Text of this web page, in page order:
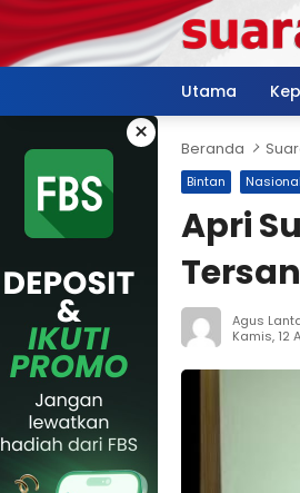
Langsung
konten
Utama
× Beranda
Bintan Nasional
Apri
Agus
Kamis, 12